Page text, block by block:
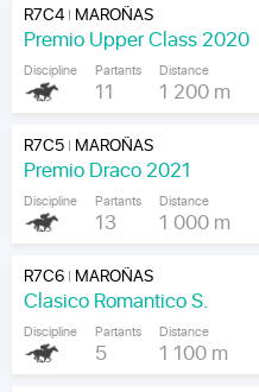
R7C4| MAROÑAS
Premio Upper Class 2020
Discipline Partants
11
Distance
1 200 m
R7C5| MAROÑAS
Premio Draco 2021
Discipline Partants
13
Distance
1 000 m
R7C6| MAROÑAS
Clasico Romantico S.
Discipline Partants
5
Distance
1 100 m